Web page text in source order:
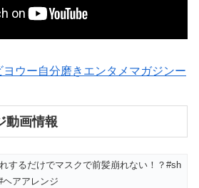
ヨウー自分磨きエンタメマガジンー
動画情報
れするだけでマスクで前髪崩れない！？#sh
アアレンジ